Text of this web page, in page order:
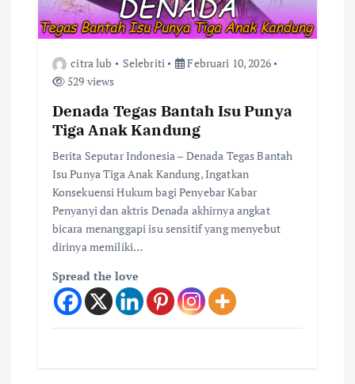
citra lub Selebriti
Februari 10, 2026
529 views
Denada Tegas Bantah Isu Punya
Tiga Anak Kandung
Berita Seputar Indonesia – Denada Tegas Bantah
Isu Punya Tiga Anak Kandung, Ingatkan
Konsekuensi Hukum bagi Penyebar Kabar
Penyanyi dan aktris Denada akhirnya angkat
bicara menanggapi isu sensitif yang menyebut
dirinya memiliki…
Spread the love